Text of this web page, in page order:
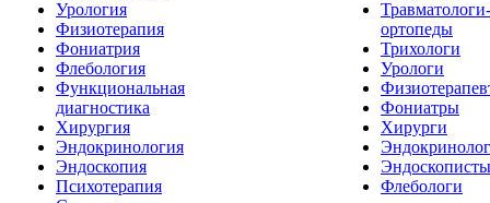
Урология
Физиотерапия
Фониатрия
Флебология
Функциональная
диагностика
Хирургия
Эндокринология
Эндоскопия
Психотерапия
Травматологи-
ортопеды
Трихологи
Урологи
Фониатры
Хирурги
Эндоскописты
Флебологи